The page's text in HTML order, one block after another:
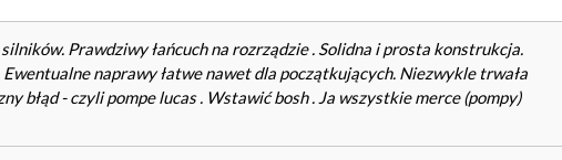
Prawdziwy łańcuch na rozrządzie . Solidna i prosta konstrukcja.
naprawy łatwe nawet dla początkujących. Niezwykle trwała
błąd - czyli pompe lucas . Wstawić bosh . Ja wszystkie merce (pompy)